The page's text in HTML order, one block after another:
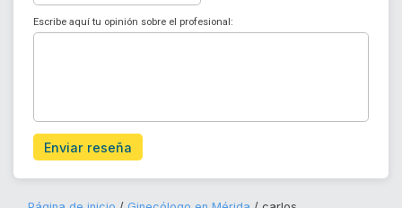
Escribe aquí tu opinión sobre el profesional:
Enviar reseña